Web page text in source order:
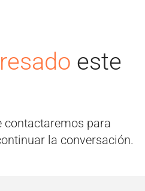
este
contactaremos para
la conversación.